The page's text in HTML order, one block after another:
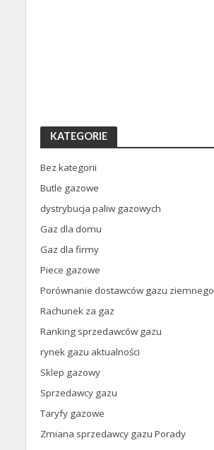
KATEGORIE
Bez kategorii
Butle gazowe
dystrybucja paliw gazowych
Gaz dla domu
Gaz dla firmy
Piece gazowe
Porównanie dostawców gazu ziemnego
Rachunek za gaz
Ranking sprzedawców gazu
rynek gazu aktualności
Sklep gazowy
Sprzedawcy gazu
Taryfy gazowe
Zmiana sprzedawcy gazu Porady